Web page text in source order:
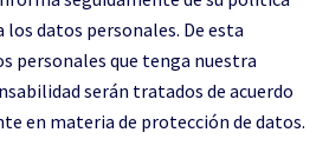
los datos personales. De esta
personales que tenga nuestra
serán tratados de acuerdo
en materia de protección de datos.